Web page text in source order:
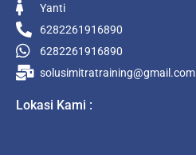
Yanti
6282261916890
6282261916890
solusimitratraining@gmail.com
Lokasi Kami :